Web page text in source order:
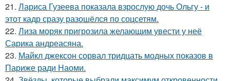
21. Лариса Гузеева показала взрослую дочь Ольгу - и
этот кадр сразу разошёлся по соцсетям.
22. Лиза моряк пригрозила желающим увести у неё
Сарика андреасяна.
23. Майкл джексон сорвал тридцать модных показов в
Париже ради Наоми.